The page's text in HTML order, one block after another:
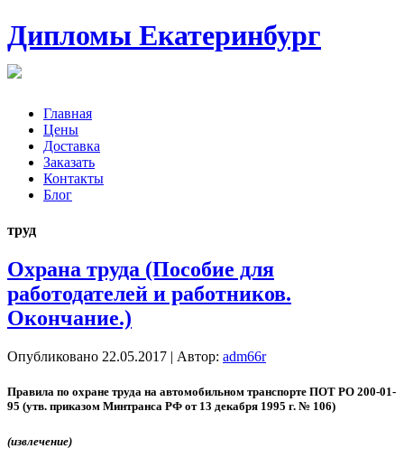
Дипломы Екатеринбург
Главная
Цены
Доставка
Заказать
Контакты
Блог
труд
Охрана труда (Пособие для
работодателей и работников.
Окончание.)
Опубликовано 22.05.2017 | Автор: adm66r
Пра­вила по ох­ра­не тру­да на ав­то­мобиль­ном тран­спор­те ПOT PO 200-01-
95 (утв. при­казом Мин­тран­са РФ от 13 де­каб­ря 1995 г. № 106)
(из­вле­чение)